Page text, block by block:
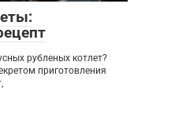
рубленых котлет?
приготовления